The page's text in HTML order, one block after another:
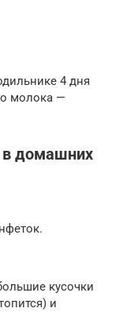
4 дня
молока —
домашних
кусочки
и